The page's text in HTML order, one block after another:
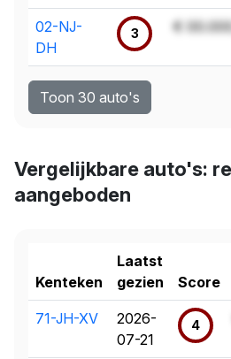
02-NJ-
DH
3 €
Toon 30 auto's
Vergelijkbare auto's:
aangeboden
Kenteken
Laatst
gezien
Score
71-JH-XV
2026-
07-21
4